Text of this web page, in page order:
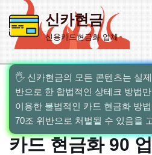
콘
텐
츠
로
건
너
뛰
기
신카현금
신용카드현금화 업체
🖐️ 신카현금의 모든 콘텐츠는 실
반으로 한 합법적인 상테크 방법
이용한 불법적인 카드 현금화 방
70조 위반으로 처벌될 수 있음을
카드 현금화 90